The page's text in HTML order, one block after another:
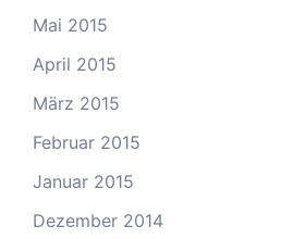
Mai 2015
April 2015
März 2015
Februar 2015
Januar 2015
Dezember 2014